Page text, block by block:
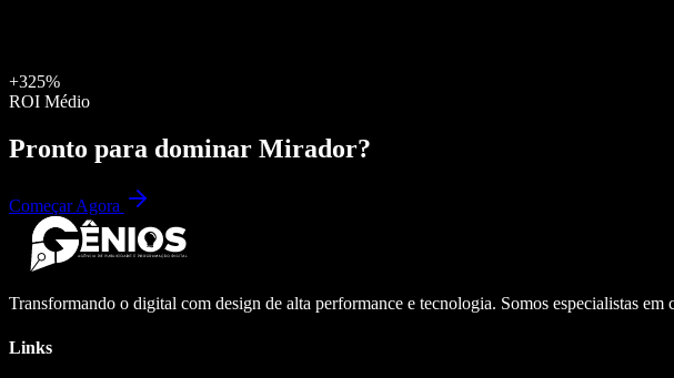
+325%
ROI Médio
Pronto para dominar Mirador?
Começar Agora
Transformando o digital com design de alta performance e tecnologia. Somos especialistas em
Links